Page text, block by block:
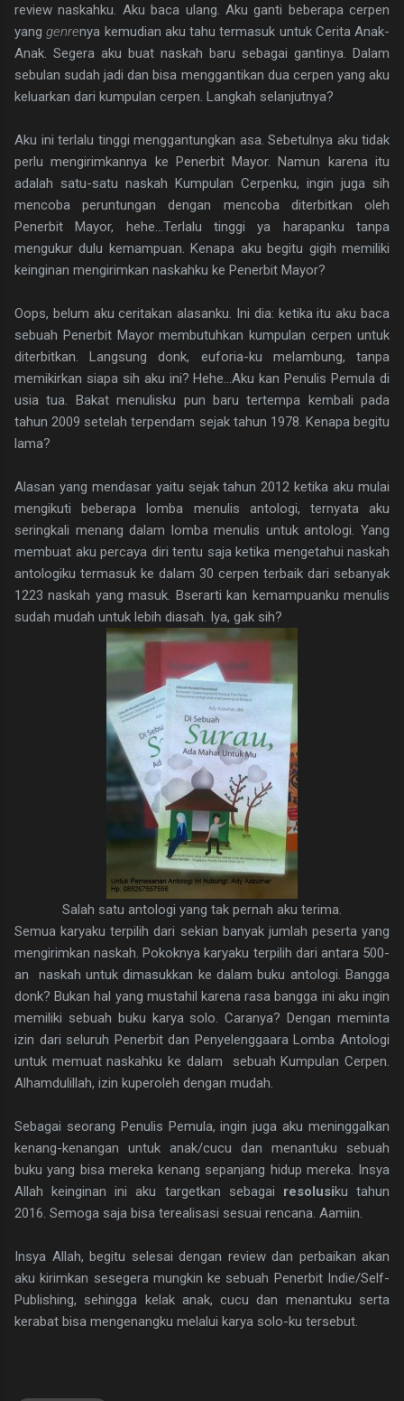
review naskahku. Aku baca ulang. Aku ganti beberapa cerpen
yanggenrenya kemudian aku tahu termasuk untuk Cerita Anak-
Anak. Segera aku buat naskah baru sebagai gantinya. Dalam
sebulan sudah jadi dan bisa menggantikan dua cerpen yang aku
keluarkan dari kumpulan cerpen. Langkah selanjutnya?
Aku ini terlalu tinggi menggantungkan asa. Sebetulnya aku tidak
perlu mengirimkannya ke Penerbit Mayor. Namun karena itu
adalah satu-satu naskah Kumpulan Cerpenku, ingin juga sih
mencoba peruntungan dengan mencoba diterbitkan oleh
Penerbit Mayor, hehe...Terlalu tinggi ya harapanku tanpa
mengukur dulu kemampuan. Kenapa aku begitu gigih memiliki
keinginan mengirimkan naskahku ke Penerbit Mayor?
Oops, belum aku ceritakan alasanku. Ini dia: ketika itu aku baca
sebuah Penerbit Mayor membutuhkan kumpulan cerpen untuk
diterbitkan. Langsung donk, euforia-ku melambung, tanpa
memikirkan siapa sih aku ini? Hehe...Aku kan Penulis Pemula di
usia tua. Bakat menulisku pun baru tertempa kembali pada
tahun 2009 setelah terpendam sejak tahun 1978. Kenapa begitu
lama?
Alasan yang mendasar yaitu sejak tahun 2012 ketika aku mulai
mengikuti beberapa lomba menulis antologi, ternyata aku
seringkali menang dalam lomba menulis untuk antologi. Yang
membuat aku percaya diri tentu saja ketika mengetahui naskah
antologiku termasuk ke dalam 30 cerpen terbaik dari sebanyak
1223 naskah yang masuk. Bserarti kan kemampuanku menulis
sudah mudah untuk lebih diasah. Iya, gak sih?
Salah satu antologi yang tak pernah aku terima.
Semua karyaku terpilih dari sekian banyak jumlah peserta yang
mengirimkan naskah. Pokoknya karyaku terpilih dari antara 500-
an naskah untuk dimasukkan ke dalam buku antologi. Bangga
donk? Bukan hal yang mustahil karena rasa bangga ini aku ingin
memiliki sebuah buku karya solo. Caranya? Dengan meminta
izin dari seluruh Penerbit dan Penyelenggaara Lomba Antologi
untuk memuat naskahku ke dalam sebuah Kumpulan Cerpen.
Alhamdulillah, izin kuperoleh dengan mudah.
Sebagai seorang Penulis Pemula, ingin juga aku meninggalkan
kenang-kenangan untuk anak/cucu dan menantuku sebuah
buku yang bisa mereka kenang sepanjang hidup mereka. Insya
Allah keinginan ini aku targetkan sebagai resolusiku tahun
2016. Semoga saja bisa terealisasi sesuai rencana. Aamiin.
Insya Allah, begitu selesai dengan review dan perbaikan akan
aku kirimkan sesegera mungkin ke sebuah Penerbit Indie/Self-
Publishing, sehingga kelak anak, cucu dan menantuku serta
kerabat bisa mengenangku melalui karya solo-ku tersebut.